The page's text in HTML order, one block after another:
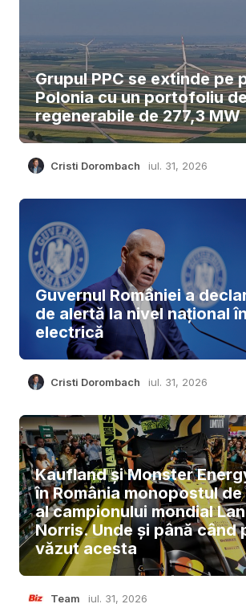
Grupul PPC se extinde pe
Polonia cu un portofoliu
regenerabile de 277,3 MW
Cristi Dorombach iul. 31, 2026
Guvernul României a
de alertă la nivel național
electrică
Cristi Dorombach iul. 31, 2026
Kaufland și Monster
în România monopostul de
al campionului mondial
Norris. Unde și până când
văzut acesta
Team iul. 31, 2026